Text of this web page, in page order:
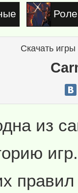
Скачать
из